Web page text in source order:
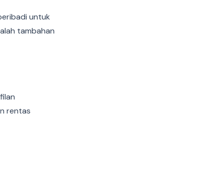
untuk
tambahan
rentas